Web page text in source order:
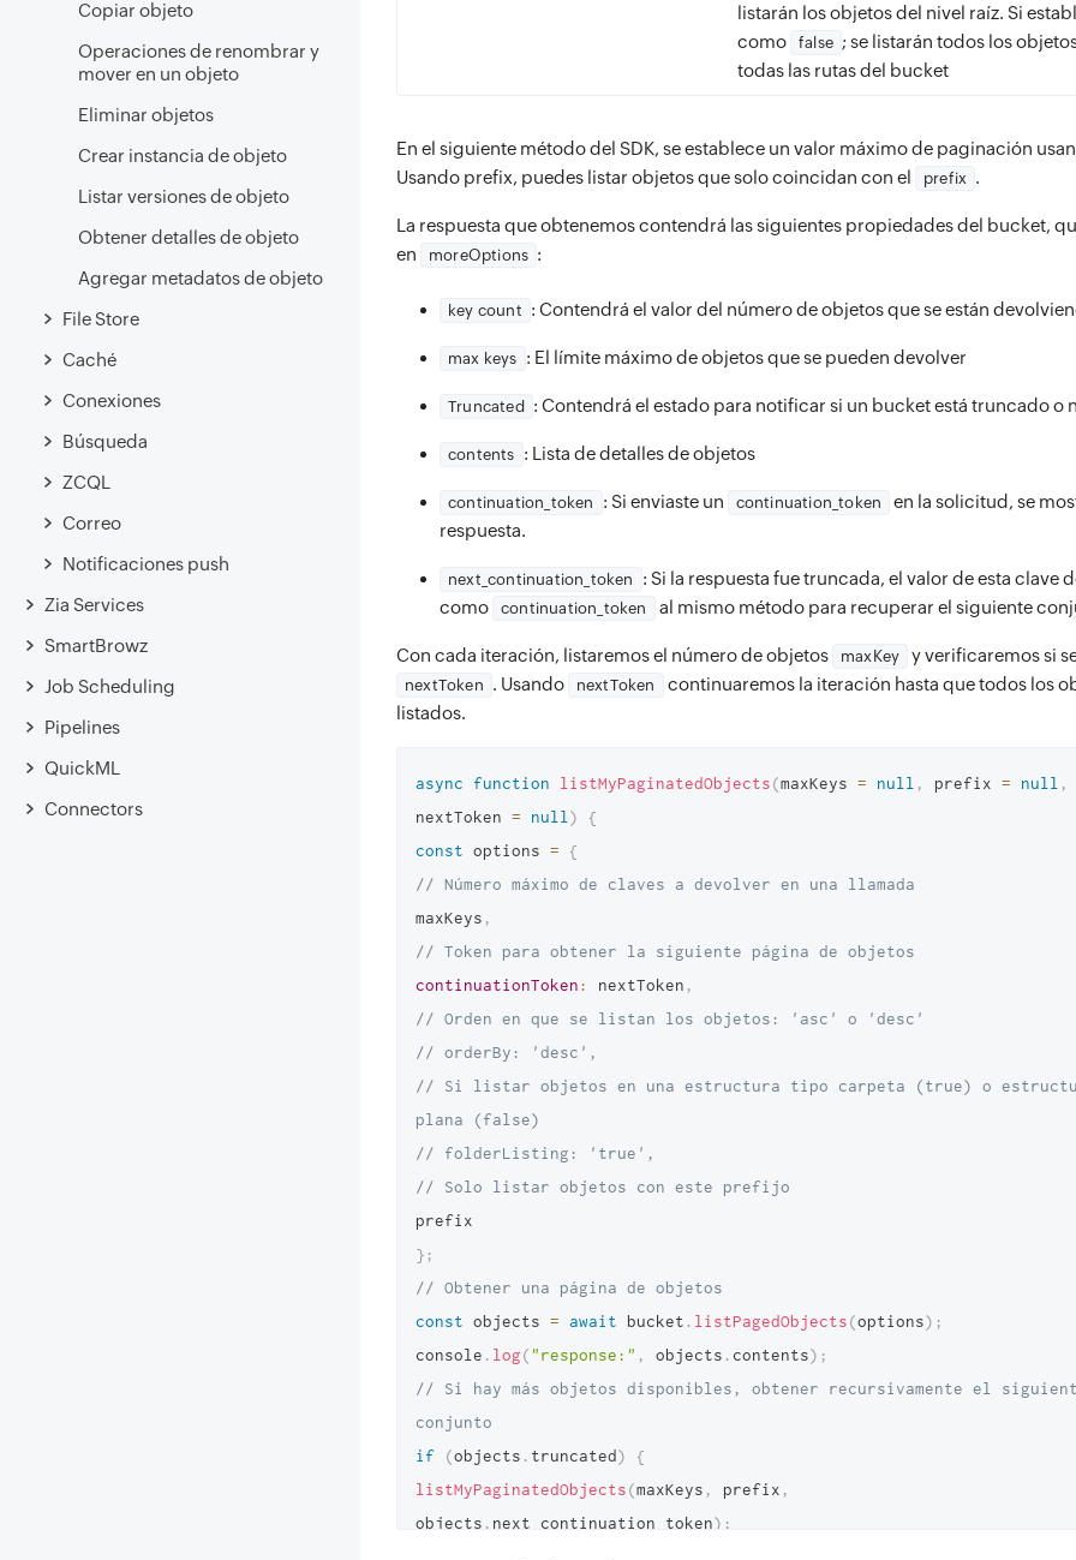
Copiar objeto
Operaciones de renombrar y
mover en un objeto
Eliminar objetos
Crear instancia de objeto
Listar versiones de objeto
Obtener detalles de objeto
Agregar metadatos de objeto
File Store
Caché
Conexiones
Búsqueda
ZCQL
Correo
Notificaciones push
Zia Services
SmartBrowz
Job Scheduling
Pipelines
QuickML
Connectors
listarán los objetos del nivel raíz. Si
como
false ; se listarán todos los
todas las rutas del bucket
En el siguiente método del SDK, se establece un valor máximo de paginación
Usando prefix, puedes listar objetos que solo coincidan con el
prefix .
La respuesta que obtenemos contendrá las siguientes propiedades del bucket,
en
moreOptions :
key count : Contendrá el valor del número de objetos que se están
max keys : El límite máximo de objetos que se pueden devolver
Truncated : Contendrá el estado para notificar si un bucket está truncado o
contents : Lista de detalles de objetos
continuation_token : Si enviaste un continuation_token
en la solicitud, se
respuesta.
next_continuation_token
: Si la respuesta fue truncada, el valor de esta clave
como
continuation_token al mismo método para recuperar el siguiente
Con cada iteración, listaremos el número de objetos maxKey y verificaremos si
nextToken . Usando nextToken
continuaremos la iteración hasta que todos los
listados.
async function listMyPaginatedObjects(maxKeys = null , prefix = null ,
nextToken = null )
{
const options =
{
// Número máximo de claves a devolver en una llamada
maxKeys ,
// Token para obtener la siguiente página de objetos
continuationToken: nextToken ,
// Orden en que se listan los objetos: 'asc' o 'desc'
// orderBy: 'desc',
// Si listar objetos en una estructura tipo carpeta (true) o
plana (false)
// folderListing: 'true',
// Solo listar objetos con este prefijo
} ;
// Obtener una página de objetos
const objects = await bucket . listPagedObjects(options) ;
console . log("response:" , objects . contents) ;
// Si hay más objetos disponibles, obtener recursivamente el
conjunto
if
(objects . truncated)
{
listMyPaginatedObjects(maxKeys , prefix ,
objects . next_continuation_token) ;